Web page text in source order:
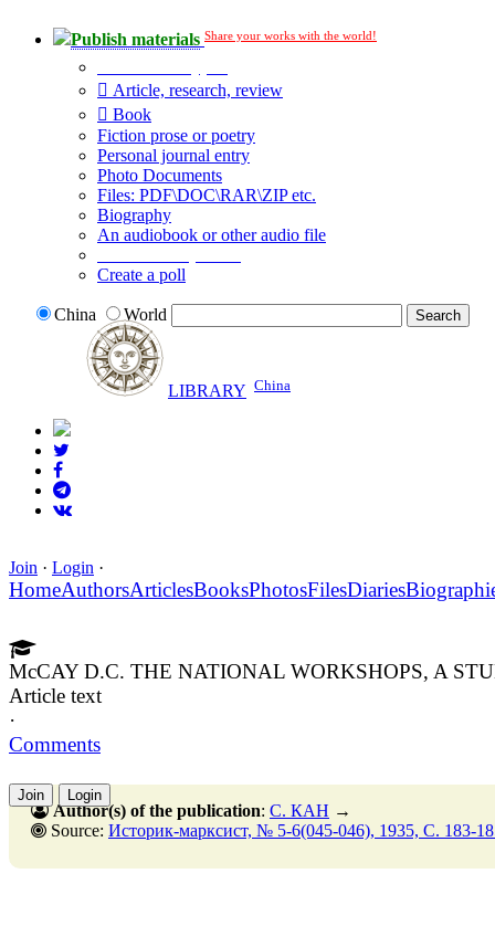
Publish materials Share your works with the world!
Article, research, review
Book
Fiction prose or poetry
Personal journal entry
Photo Documents
Files: PDF\DOC\RAR\ZIP etc.
Biography
An audiobook or other audio file
Create a poll
China World
LIBRARY China
Join · Login ·
HomeAuthorsArticlesBooksPhotosFilesDiaries
McCAY D.C. THE NATIONAL WORKSHOPS, A
Article text
·
Comments
Join Login
Author(s) of the publication: С. КАН →
Source: Историк-марксист, № 5-6(045-046), 1935, C. 183-